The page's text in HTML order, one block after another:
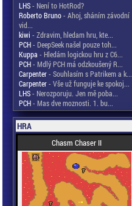
LHS- Není to HotRod?
Roberto Bruno- Ahoj, sháním závodní
vid...
kiwi - Zdravim, hledam hru, kte...
PCH- DeepSeek našel pouze toh...
Kuppa - Hledám logickou hru z C6...
PCH- Mdlý PCH má odzkoušený R...
Carpenter- Souhlasím s Patrikem a k...
Carpenter- Vše už funguje ke spokoj...
LHS- Nerozporuju. Jen mě poba...
PCH- Mas dve moznosti. 1. bu...
HRA
Chasm Chaser II